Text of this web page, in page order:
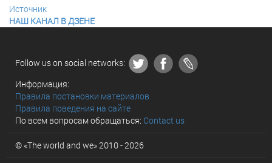
Источник
НАШ КАНАЛ В ДЗЕНЕ
Follow us on social networks:
Информация:
Правила постановки материалов
Правила поведения на сайте
По всем вопросам обращаться: Contact us
© «The world and we» 2010 - 2026